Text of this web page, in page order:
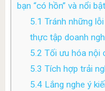
bạn “có hồn” và nổi
5.1 Tránh những
thực tập doanh
5.2 Tối ưu hóa nội
5.3 Tích hợp trải
5.4 Lắng nghe ý